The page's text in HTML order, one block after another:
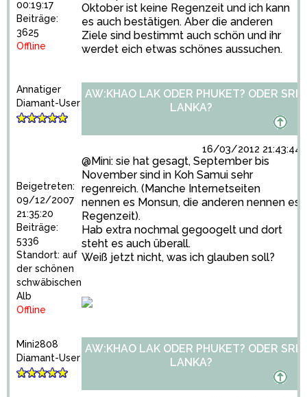
00:19:17
Beiträge:
3625
Offline
Oktober ist keine Regenzeit und ich kann
es auch bestätigen. Aber die anderen
Ziele sind bestimmt auch schön und ihr
werdet eich etwas schönes aussuchen.
Annatiger
Diamant-User
Beigetreten:
09/12/2007
21:35:20
Beiträge:
5336
Standort: auf
der schönen
schwäbischen
Alb
Offline
AW:KHAO LAK ODER PHUKET? ODER SRI
LANKA?
16/03/2012 21:43:44
@Mini: sie hat gesagt, September bis
November sind in Koh Samui sehr
regenreich. (Manche Internetseiten
nennen es Monsun, die anderen nennen es
Regenzeit).
Hab extra nochmal gegoogelt und dort
steht es auch überall.
Weiß jetzt nicht, was ich glauben soll?
Mini2808
Diamant-User
AW:KHAO LAK ODER PHUKET? ODER SRI
LANKA?